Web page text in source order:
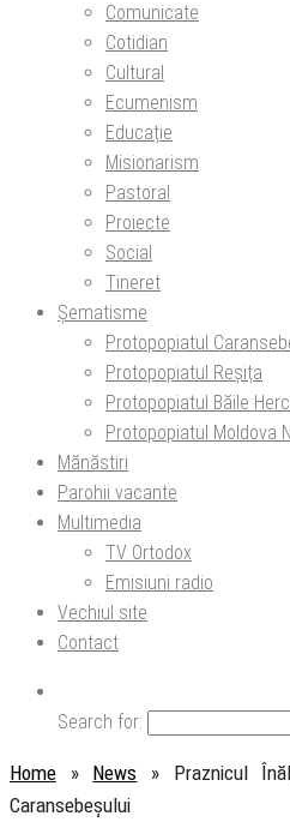
Comunicate
Cotidian
Cultural
Ecumenism
Educație
Misionarism
Pastoral
Proiecte
Social
Tineret
Șematisme
Protopopiatul
Protopopiatul Reșița
Protopopiatul Băile
Protopopiatul Moldova
Mănăstiri
Parohii vacante
Multimedia
TV Ortodox
Emisiuni radio
Vechiul site
Contact
Search for:
Home » News » Praznicul
Caransebeșului